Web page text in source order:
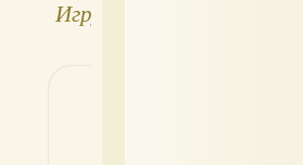
Игрушки Safari